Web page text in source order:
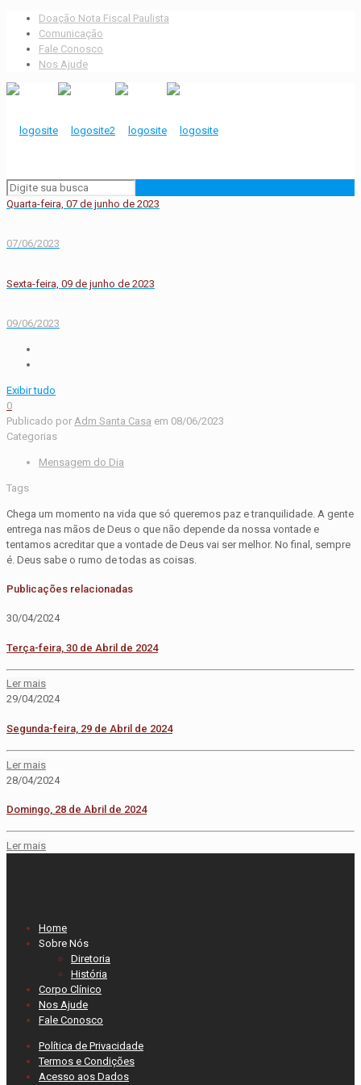
Doação Nota Fiscal Paulista
Comunicação
Fale Conosco
Nos Ajude
Quarta-feira, 07 de junho de 2023
07/06/2023
Sexta-feira, 09 de junho de 2023
09/06/2023
Exibir tudo
0
Publicado por Adm Santa Casa em 08/06/2023
Categorias
Mensagem do Dia
Tags
Chega um momento na vida que só queremos paz e tranquilidade. A gente
entrega nas mãos de Deus o que não depende da nossa vontade e
tentamos acreditar que a vontade de Deus vai ser melhor. No final, sempre
é. Deus sabe o rumo de todas as coisas.
Publicações relacionadas
30/04/2024
Terça-feira, 30 de Abril de 2024
Ler mais
29/04/2024
Segunda-feira, 29 de Abril de 2024
Ler mais
28/04/2024
Domingo, 28 de Abril de 2024
Ler mais
Home
Sobre Nós
Diretoria
História
Corpo Clínico
Nos Ajude
Fale Conosco
Política de Privacidade
Termos e Condições
Acesso aos Dados